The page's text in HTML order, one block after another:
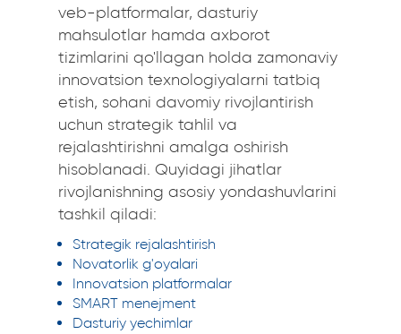
veb-platformalar, dasturiy
mahsulotlar hamda axborot
tizimlarini qo'llagan holda zamonaviy
innovatsion texnologiyalarni tatbiq
etish, sohani davomiy rivojlantirish
uchun strategik tahlil va
rejalashtirishni amalga oshirish
hisoblanadi. Quyidagi jihatlar
rivojlanishning asosiy yondashuvlarini
tashkil qiladi:
Strategik rejalashtirish
Novatorlik g'oyalari
Innovatsion platformalar
SMART menejment
Dasturiy yechimlar